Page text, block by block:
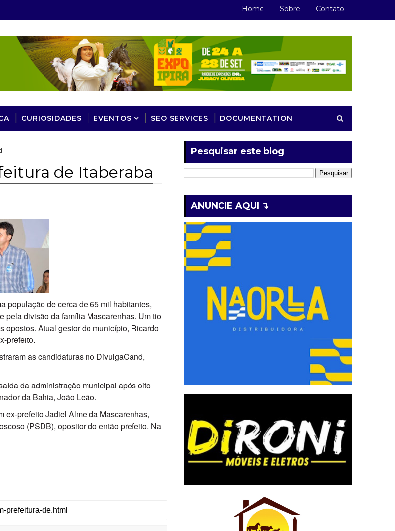
Home Sobre Contato
CURIOSIDADES EVENTOS SEO SERVICES DOCUMENTATION
de Itaberaba
população de cerca de 65 mil habitantes,
pela divisão da família Mascarenhas. Um tio
opostos. Atual gestor do município, Ricardo
prefeito.
as candidaturas no DivulgaCand,
da administração municipal após oito
da Bahia, João Leão.
ex-prefeito Jadiel Almeida Mascarenhas,
(PSDB), opositor do então prefeito. Na
Pesquisar este blog
ANUNCIE AQUI ↴